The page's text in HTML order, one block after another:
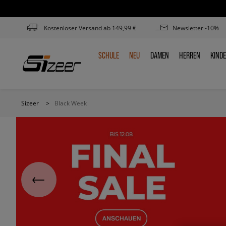
Kostenloser Versand ab 149,99 € Newsletter -10%
SCHULE
SCHULE NEU
NEU DAMEN
DAMEN HERREN
HERREN
Sizeer > Black Week